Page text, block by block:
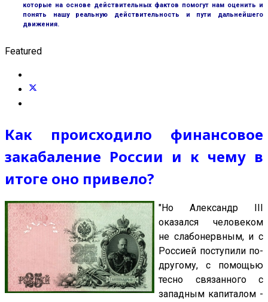
которые на основе действительных фактов помогут нам оценить и
понять нашу реальную действительность и пути дальнейшего
движения.
Featured
Как происходило финансовое
закабаление России и к чему в
итоге оно привело?
"Но Александр III
оказался человеком
не слабонервным, и с
Россией поступили по-
другому, с помощью
тесно связанного с
западным капиталом -